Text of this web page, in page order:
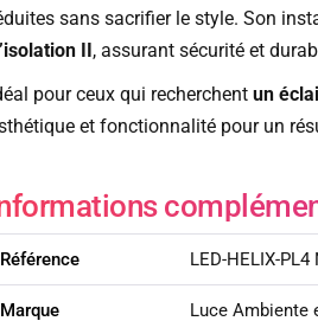
sans sacrifier le style. Son
II, assurant sécurité et
pour ceux qui recherchent un
et fonctionnalité pour un
Référence LED-HELIX-PL4
Marque Luce Ambiente